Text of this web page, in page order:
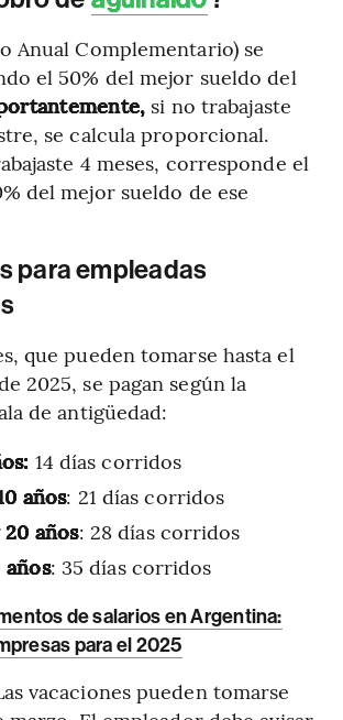
Anual Complementario) se
el 50% del mejor sueldo del
si no trabajaste
se calcula proporcional.
4 meses, corresponde el
del mejor sueldo de ese
para empleadas
que pueden tomarse hasta el
2025, se pagan según la
de antigüedad:
14 días corridos
años: 21 días corridos
años: 28 días corridos
años: 35 días corridos
de salarios en Argentina:
para el 2025
vacaciones pueden tomarse